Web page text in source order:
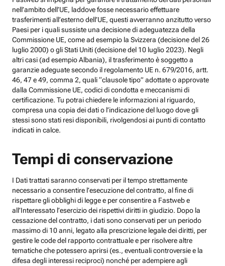
nell’ambito dell’UE, laddove fosse necessario effettuare
trasferimenti all’esterno dell’UE, questi avverranno anzitutto verso
Paesi per i quali sussiste una decisione di adeguatezza della
Commissione UE, come ad esempio la Svizzera (decisione del 26
luglio 2000) o gli Stati Uniti (decisione del 10 luglio 2023). Negli
altri casi (ad esempio Albania), il trasferimento è soggetto a
garanzie adeguate secondo il regolamento UE n. 679/2016, artt.
46, 47 e 49, comma 2, quali “clausole tipo” adottate o approvate
dalla Commissione UE, codici di condotta e meccanismi di
certificazione. Tu potrai chiedere le informazioni al riguardo,
compresa una copia dei dati o l’indicazione del luogo dove gli
stessi sono stati resi disponibili, rivolgendosi ai punti di contatto
indicati in calce.
Tempi di conservazione
I Dati trattati saranno conservati per il tempo strettamente
necessario a consentire l’esecuzione del contratto, al fine di
rispettare gli obblighi di legge e per consentire a Fastweb e
all’Interessato l’esercizio dei rispettivi diritti in giudizio. Dopo la
cessazione del contratto, i dati sono conservati per un periodo
massimo di 10 anni, legato alla prescrizione legale dei diritti, per
gestire le code del rapporto contrattuale e per risolvere altre
tematiche che potessero aprirsi (es., eventuali controversie e la
difesa degli interessi reciproci) nonché per adempiere agli